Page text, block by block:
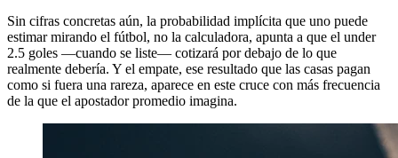
Sin cifras concretas aún, la probabilidad implícita que uno puede
estimar mirando el fútbol, no la calculadora, apunta a que el under
2.5 goles —cuando se liste— cotizará por debajo de lo que
realmente debería. Y el empate, ese resultado que las casas pagan
como si fuera una rareza, aparece en este cruce con más frecuencia
de la que el apostador promedio imagina.